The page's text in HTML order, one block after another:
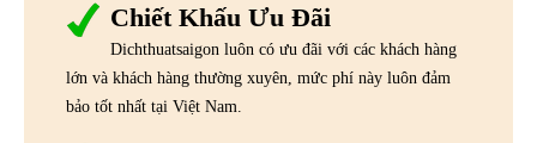
Chiết Khấu Ưu Đãi
Dichthuatsaigon luôn có ưu đãi với các khách hàng
lớn và khách hàng thường xuyên, mức phí này luôn đảm
bảo tốt nhất tại Việt Nam.